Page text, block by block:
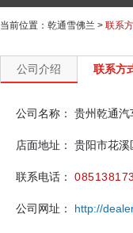
当前位置： 乾通雪佛兰 > 联系
公司介绍 联系方
公司名称： 贵州乾通汽
店面地址： 贵阳市花溪
联系电话：
公司网址： http://